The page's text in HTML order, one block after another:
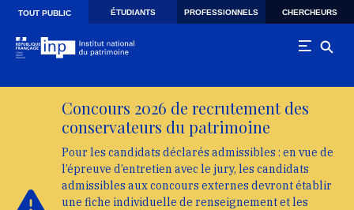
Skip to main navigation
Aller au contenu principal
TOUT PUBLIC ÉTUDIANTS PROFESSIONNELS CHERCHEURS
Concours 2026 de recrutement des
conservateurs du patrimoine
Pour les candidats déclarés admissibles : en vue de
l’épreuve d’entretien avec le jury, les candidats
admissibles aux concours externes devront établir
une fiche individuelle de renseignement et les